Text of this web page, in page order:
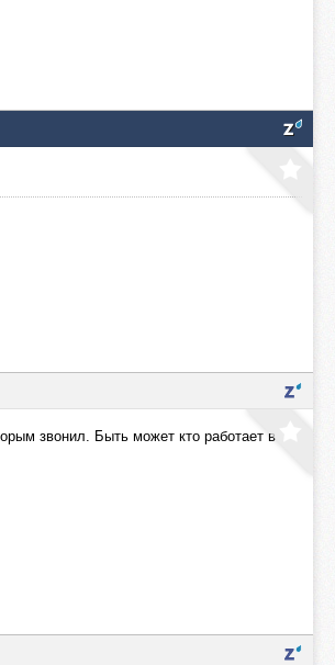
звонил. Быть может кто работает в